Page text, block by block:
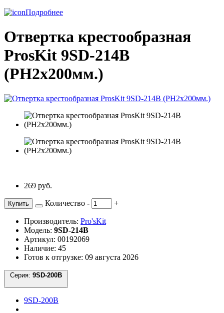
Подробнее
Отвертка крестообразная
ProsKit 9SD-214B
(PH2x200мм.)
269 руб.
Купить Количество - +
Производитель: Pro'sKit
Модель: 9SD-214B
Артикул: 00192069
Наличие: 45
Готов к отгрузке: 09 августа 2026
Серия:
9SD-200B